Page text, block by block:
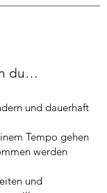
du…
und dauerhaft
Tempo gehen
werden
und